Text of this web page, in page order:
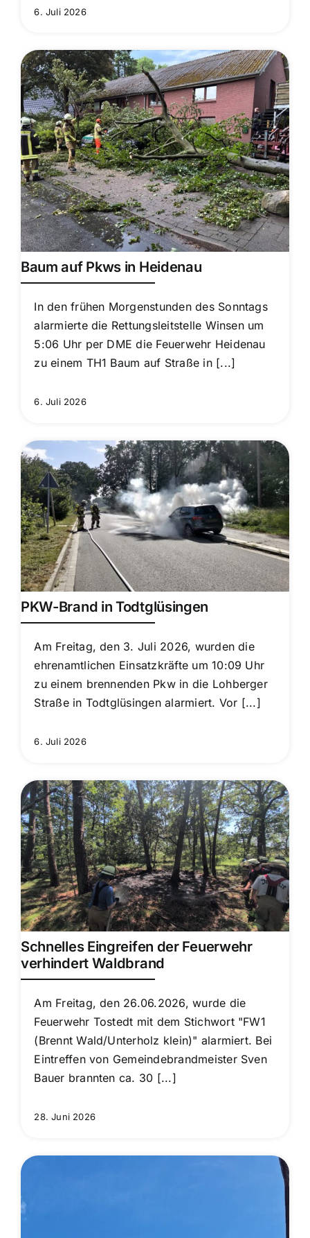
6. Juli 2026
Baum auf Pkws in Heidenau
In den frühen Morgenstunden des Sonntags
alarmierte die Rettungsleitstelle Winsen um
5:06 Uhr per DME die Feuerwehr Heidenau
zu einem TH1 Baum auf Straße in [...]
6. Juli 2026
PKW-Brand in Todtglüsingen
Am Freitag, den 3. Juli 2026, wurden die
ehrenamtlichen Einsatzkräfte um 10:09 Uhr
zu einem brennenden Pkw in die Lohberger
Straße in Todtglüsingen alarmiert. Vor [...]
6. Juli 2026
Schnelles Eingreifen der Feuerwehr
verhindert Waldbrand
Am Freitag, den 26.06.2026, wurde die
Feuerwehr Tostedt mit dem Stichwort "FW1
(Brennt Wald/Unterholz klein)" alarmiert. Bei
Eintreffen von Gemeindebrandmeister Sven
Bauer brannten ca. 30 [...]
28. Juni 2026